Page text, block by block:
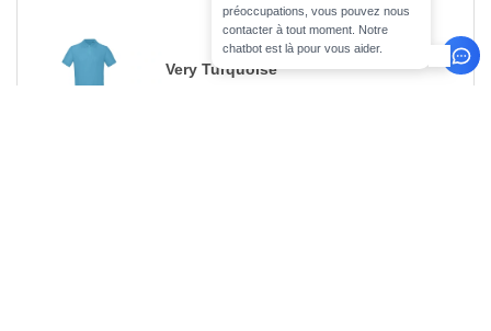
Very Turquoise
préoccupations, vous pouvez nous
contacter à tout moment. Notre
chatbot est là pour vous aider.